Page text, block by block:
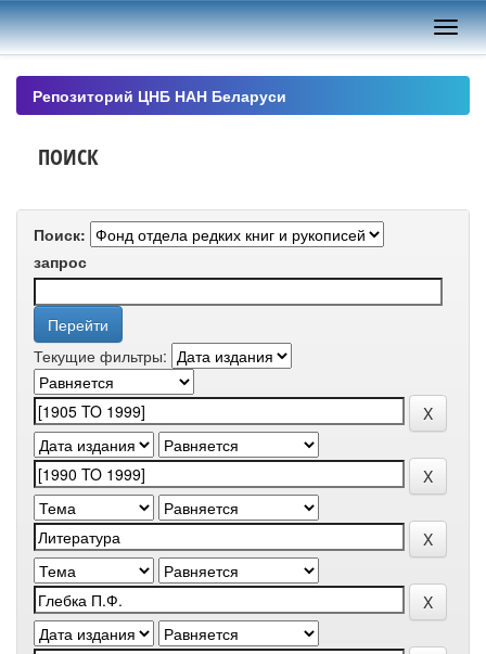
Skip
navigation
Репозиторий ЦНБ НАН Беларуси
ПОИСК
Поиск:
запрос
Текущие фильтры: